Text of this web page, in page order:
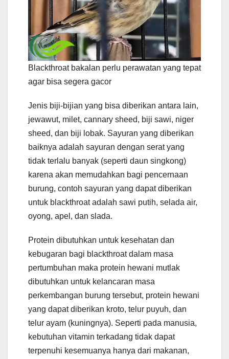
Blackthroat bakalan perlu perawatan yang tepat
agar bisa segera gacor
Jenis biji-bijian yang bisa diberikan antara lain,
jewawut, milet, cannary sheed, biji sawi, niger
sheed, dan biji lobak. Sayuran yang diberikan
baiknya adalah sayuran dengan serat yang
tidak terlalu banyak (seperti daun singkong)
karena akan memudahkan bagi pencernaan
burung, contoh sayuran yang dapat diberikan
untuk blackthroat adalah sawi putih, selada air,
oyong, apel, dan slada.
Protein dibutuhkan untuk kesehatan dan
kebugaran bagi blackthroat dalam masa
pertumbuhan maka protein hewani mutlak
dibutuhkan untuk kelancaran masa
perkembangan burung tersebut, protein hewani
yang dapat diberikan kroto, telur puyuh, dan
telur ayam (kuningnya). Seperti pada manusia,
kebutuhan vitamin terkadang tidak dapat
terpenuhi kesemuanya hanya dari makanan,